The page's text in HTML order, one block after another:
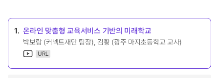
1. 온라인 맞춤형 교육서비스 기반의 미래학교
박보람 (커넥트재단 팀장), 김황 (광주 마지초등학교 교사)
URL